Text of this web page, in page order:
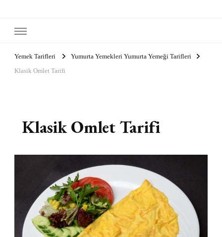
Yemek Tarifleri
Yumurta Yemekleri Yumurta Yemeği Tarifleri
Klasik Omlet Tarifi
Klasik Omlet Tarifi